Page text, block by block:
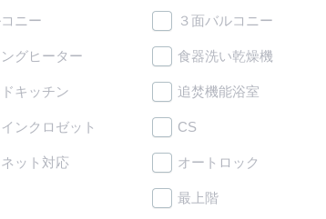
ニー ３面バルコニー
グヒーター 食器洗い乾燥機
キッチン 追焚機能浴室
ンクロゼット CS
ット対応 オートロック
最上階